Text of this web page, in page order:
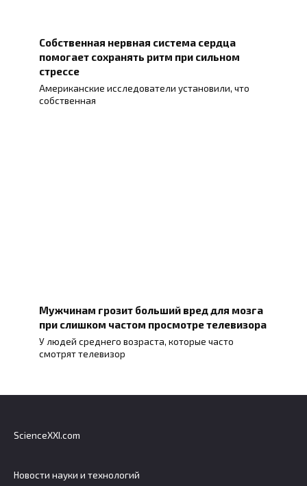
Собственная нервная система сердца
помогает сохранять ритм при сильном
стрессе
Американские исследователи установили, что
собственная
Мужчинам грозит больший вред для мозга
при слишком частом просмотре телевизора
У людей среднего возраста, которые часто
смотрят телевизор
ScienceXXI.com
Новости науки и технологий